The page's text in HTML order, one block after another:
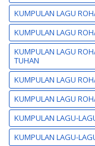
KUMPULAN LAGU
KUMPULAN LAGU
KUMPULAN LAGU
TUHAN
KUMPULAN LAGU
KUMPULAN LAGU
KUMPULAN LAGU-
KUMPULAN LAGU-